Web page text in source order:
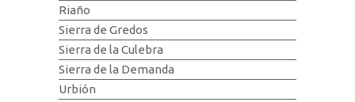
Riaño
Sierra de Gredos
Sierra de la Culebra
Sierra de la Demanda
Urbión